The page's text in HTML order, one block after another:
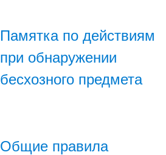
Памятка по действиям
при обнаружении
бесхозного предмета
Общие правила